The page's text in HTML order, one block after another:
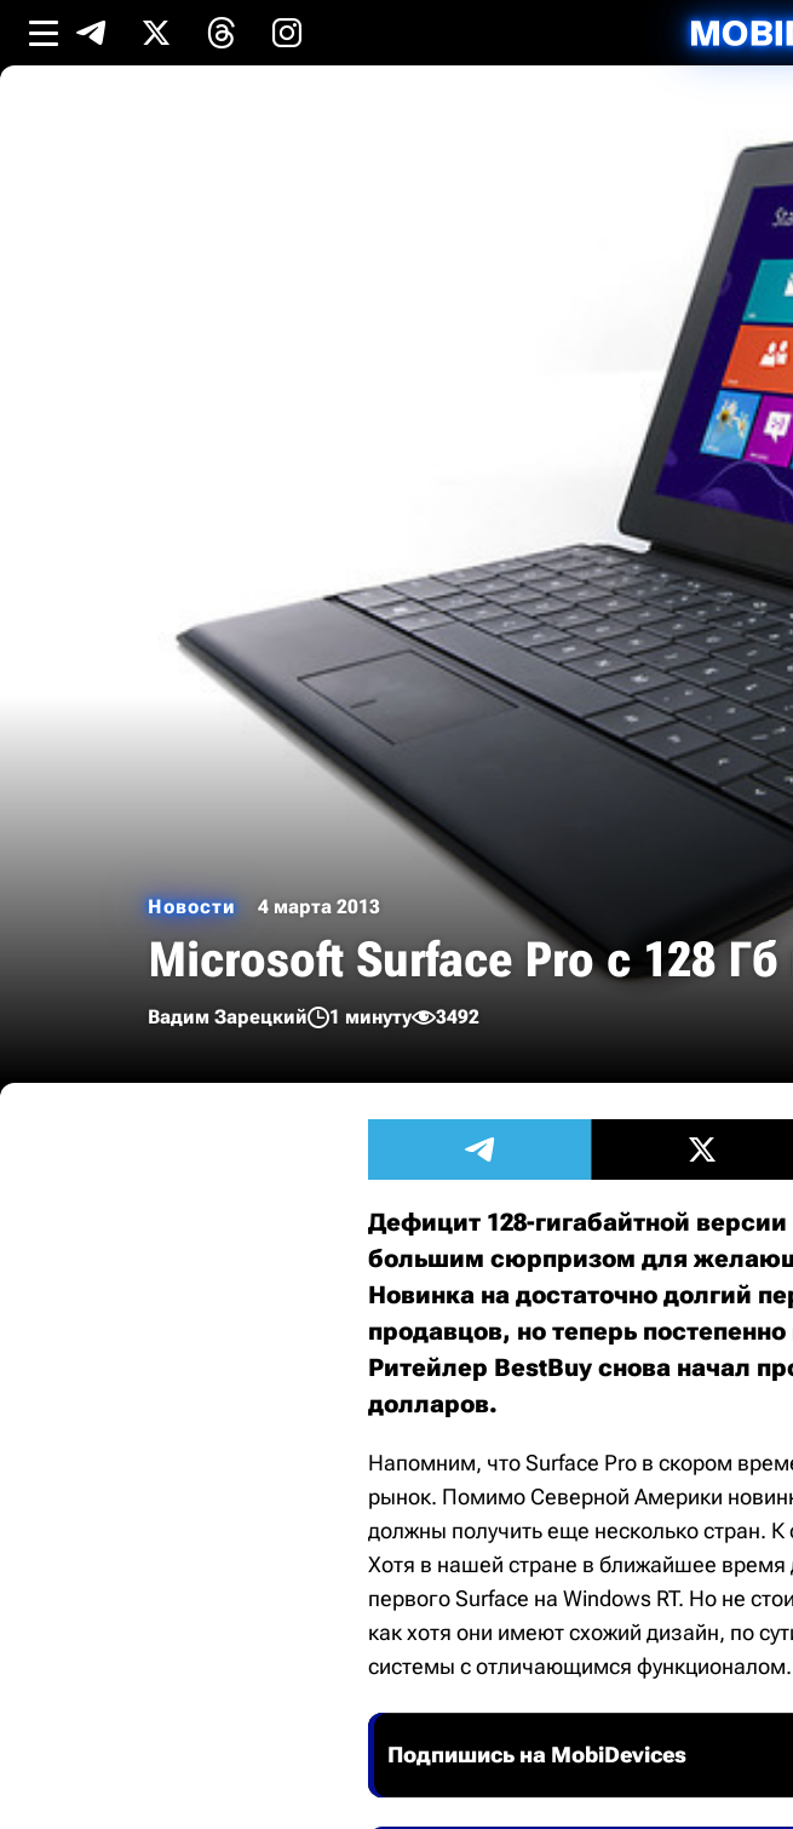
Новости 4 марта 2013
Microsoft Surface Pro с 128
Вадим Зарецкий 1 минуту 3492
Дефицит 128-гигабайтной версии
большим сюрпризом для
Новинка на достаточно долгий
продавцов, но теперь
Ритейлер BestBuy снова начал
долларов.
Напомним, что Surface Pro в скором
рынок. Помимо Северной Америки
должны получить еще несколько стран.
Хотя в нашей стране в ближайшее
первого Surface на Windows RT. Но не
как хотя они имеют схожий дизайн, по
системы с отличающимся функционалом.
Подпишись на MobiDevices